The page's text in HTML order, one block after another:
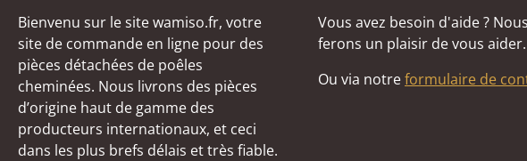
Bienvenu sur le site wamiso.fr, votre
site de commande en ligne pour des
pièces détachées de poêles
cheminées. Nous livrons des pièces
d’origine haut de gamme des
producteurs internationaux, et ceci
dans les plus brefs délais et très fiable.
Vous avez besoin d'aide ?
ferons un plaisir de vous aider.
Ou via notreformulaire de